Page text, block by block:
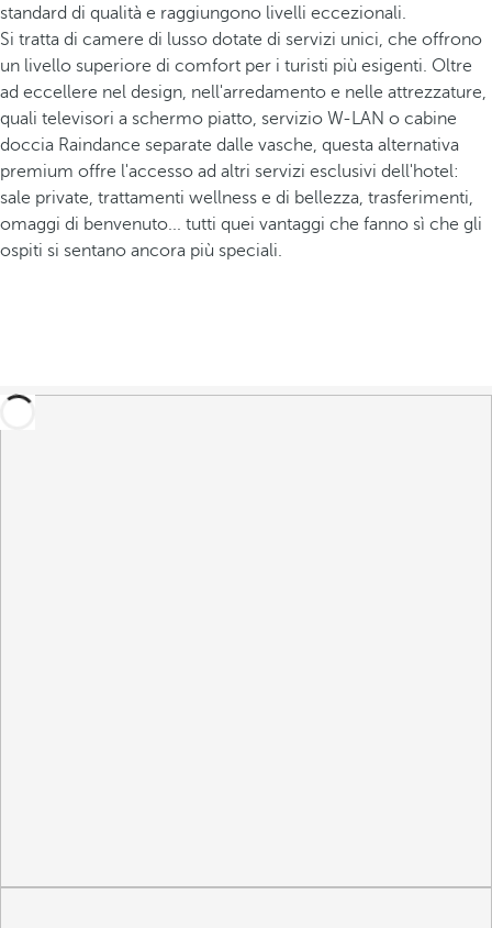
standard di qualità e raggiungono livelli eccezionali.
Si tratta di camere di lusso dotate di servizi unici, che offrono
un livello superiore di comfort per i turisti più esigenti. Oltre
ad eccellere nel design, nell'arredamento e nelle attrezzature,
quali televisori a schermo piatto, servizio W-LAN o cabine
doccia Raindance separate dalle vasche, questa alternativa
premium offre l'accesso ad altri servizi esclusivi dell'hotel:
sale private, trattamenti wellness e di bellezza, trasferimenti,
omaggi di benvenuto... tutti quei vantaggi che fanno sì che gli
ospiti si sentano ancora più speciali.